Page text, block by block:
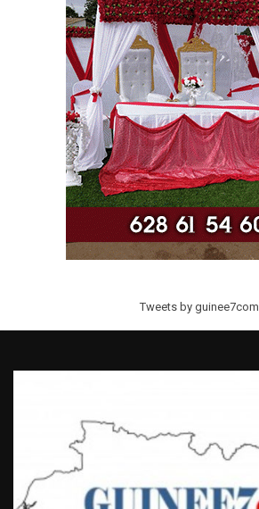
Tweets by guinee7com